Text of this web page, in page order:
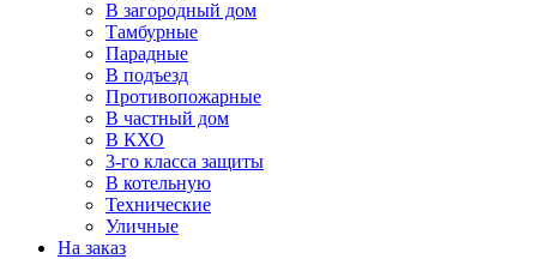
В загородный дом
Тамбурные
Парадные
В подъезд
Противопожарные
В частный дом
В КХО
3-го класса защиты
В котельную
Технические
Уличные
На заказ